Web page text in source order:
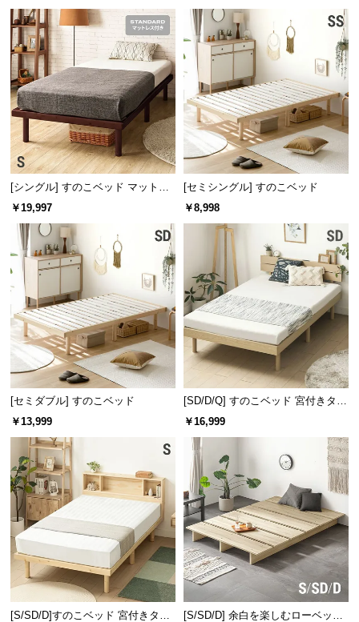
[シングル] すのこベッド マットレ
ス付き
￥19,997
[セミシングル] すのこベッド
￥8,998
[セミダブル] すのこベッド
￥13,999
[SD/D/Q] すのこベッド 宮付きタイ
プ 2口コンセント
￥16,999
[S/SD/D]すのこベッド 宮付きタイ [S/SD/D] 余白を楽しむローベッド